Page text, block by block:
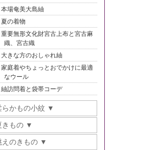
本場奄美大島紬
夏の着物
重要無形文化財宮古上布と宮古麻
織、宮古織
大きな方のおしゃれ紬
家庭着やちょっとおでかけに最適
なウール
紬訪問着と袋帯コーデ
らかもの小紋
きもの
えのきもの